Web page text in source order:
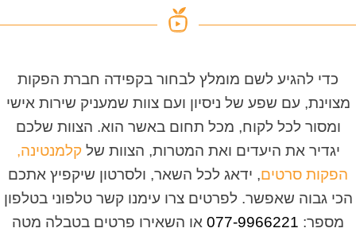
כדי להגיע לשם מומלץ לבחור בקפידה חברת הפקות
מצוינת, עם שפע של ניסיון ועם צוות שמעניק שירות אישי
ומסור לכל לקוח, מכל תחום באשר הוא. הצוות שלכם
יגדיר את היעדים ואת המטרות, הצוות שלקלמנטינה,
הפקות סרטים, ידאג לכל השאר, ולסרטון שיקפיץ אתכם
הכי גבוה שאפשר. לפרטים צרו עימנו קשר טלפוני בטלפון
מספר: 077-9966221 או השאירו פרטים בטבלה מטה